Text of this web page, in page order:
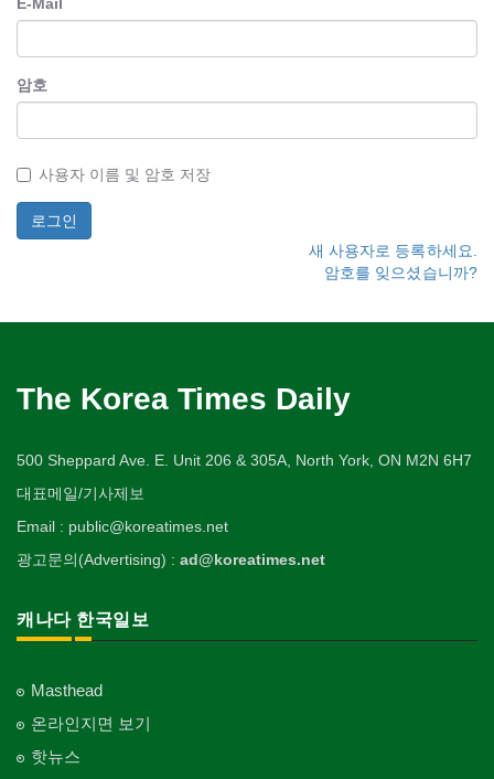
암호
사용자 이름 및 암호 저장
새 사용자로 등록하세요.
암호를 잊으셨습니까?
The Korea Times Daily
500 Sheppard Ave. E. Unit 206 & 305A, North York, ON M2N 6H7
대표메일/기사제보
Email : public@koreatimes.net
광고문의(Advertising) : ad@koreatimes.net
캐나다 한국일보
Masthead
온라인지면 보기
핫뉴스